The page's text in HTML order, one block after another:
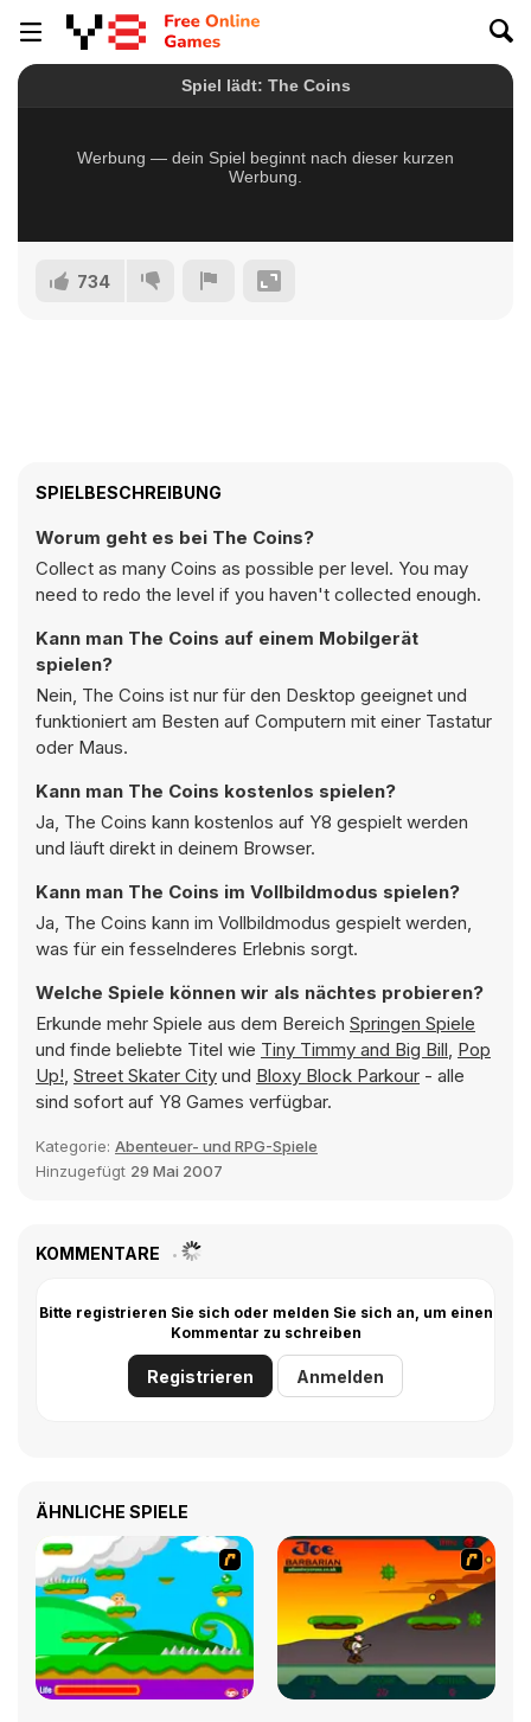
734
SPIELBESCHREIBUNG
Worum geht es bei The Coins?
Collect as many Coins as possible per level. You may
need to redo the level if you haven't collected enough.
Kann man The Coins auf einem Mobilgerät
spielen?
Nein, The Coins ist nur für den Desktop geeignet und
funktioniert am Besten auf Computern mit einer Tastatur
oder Maus.
Kann man The Coins kostenlos spielen?
Ja, The Coins kann kostenlos auf Y8 gespielt werden
und läuft direkt in deinem Browser.
Kann man The Coins im Vollbildmodus spielen?
Ja, The Coins kann im Vollbildmodus gespielt werden,
was für ein fesselnderes Erlebnis sorgt.
Welche Spiele können wir als nächtes probieren?
Erkunde mehr Spiele aus dem Bereich Springen Spiele
und finde beliebte Titel wie Tiny Timmy and Big Bill, Pop
Up!, Street Skater City und Bloxy Block Parkour - alle
sind sofort auf Y8 Games verfügbar.
Kategorie: Abenteuer- und RPG-Spiele
Hinzugefügt 29 Mai 2007
KOMMENTARE
Bitte registrieren Sie sich oder melden Sie sich an, um einen
Kommentar zu schreiben
Registrieren Anmelden
ÄHNLICHE SPIELE